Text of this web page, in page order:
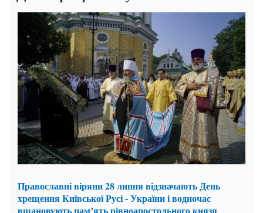
Православні віряни 28 липня відзначають День
хрещення Київської Русі - України і водночас